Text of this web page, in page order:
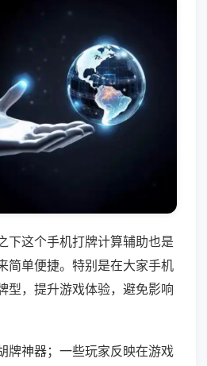
下这个手机打牌计算辅助也是
简单便捷。特别是在大家手机
型，提升游戏体验，避免影响
牌神器；一些玩家反映在游戏